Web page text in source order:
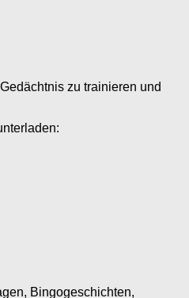
zu trainieren und
Bingogeschichten,